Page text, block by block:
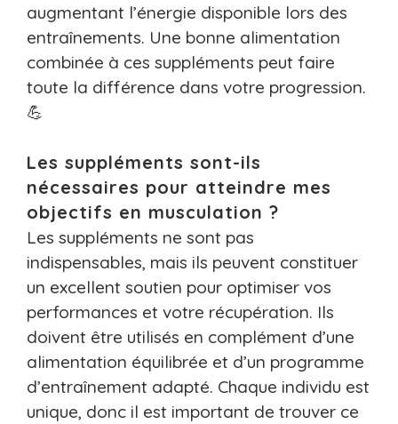
augmentant l’énergie disponible lors des
entraînements. Une bonne alimentation
combinée à ces suppléments peut faire
toute la différence dans votre progression.
💪
Les suppléments sont-ils
nécessaires pour atteindre mes
objectifs en musculation ?
Les suppléments ne sont pas
indispensables, mais ils peuvent constituer
un excellent soutien pour optimiser vos
performances et votre récupération. Ils
doivent être utilisés en complément d’une
alimentation équilibrée et d’un programme
d’entraînement adapté. Chaque individu est
unique, donc il est important de trouver ce